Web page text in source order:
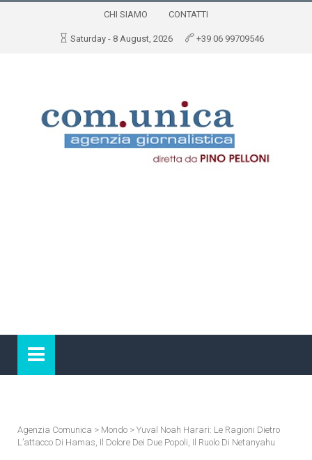
CHI SIAMO CONTATTI
Saturday - 8 August, 2026 +39 06 99709546
Agenzia Comunica > Mondo > Yuval Noah Harari: Le Ragioni Dietro
L’attacco Di Hamas, Il Dolore Dei Due Popoli, Il Ruolo Di Netanyahu